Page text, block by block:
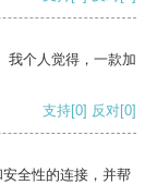
我个人觉得，一款加
支持[0] 反对[0]
全性的连接，并帮